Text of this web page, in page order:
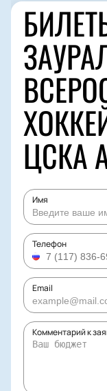
ЦСКА
Имя
Телефон
Email
Комментарий к